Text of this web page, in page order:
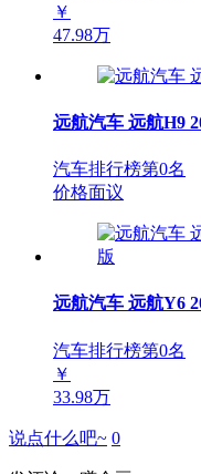
￥
47.98万
远航汽车 远航H9
汽车排行榜第0名
价格面议
远航汽车 远航Y6
汽车排行榜第0名
￥
33.98万
说点什么吧~ 0